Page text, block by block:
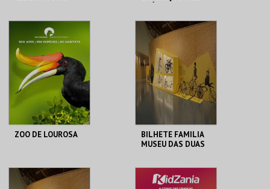
RESERVATÓRIO
MAIS INFO
COMPRAR
MUSEU DO CICLISMO
MAIS INFO
COMPRAR
ZOO DE LOUROSA
PARQUE
ORNITOLÓGICO
BILHETE FAMILIA
MUSEU DAS DUAS
M2R